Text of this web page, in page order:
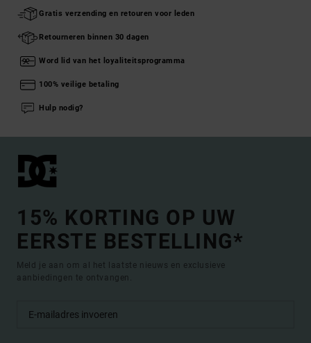
Gratis verzending en retouren voor leden
Retourneren binnen 30 dagen
Word lid van het loyaliteitsprogramma
100% veilige betaling
Hulp nodig?
15% KORTING OP UW
EERSTE BESTELLING*
Meld je aan om al het laatste nieuws en exclusieve
aanbiedingen te ontvangen.